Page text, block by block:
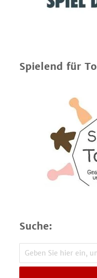
Spielend für
Suche: